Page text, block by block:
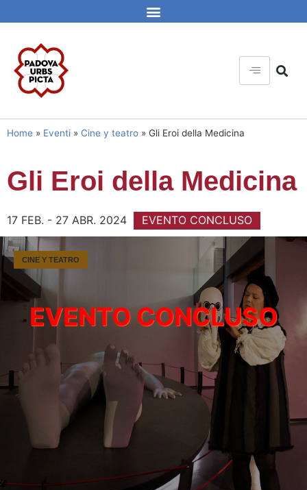
Home » Eventi » Cine y teatro » Gli Eroi della Medicina
Gli Eroi della Medicina
17 FEB. - 27 ABR. 2024 EVENTO CONCLUSO
CINE Y TEATRO